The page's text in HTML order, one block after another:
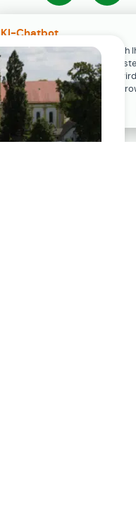
KI-Chatbot
Der KI-Chatbot steht erst nach
Einwilligung in den Cookie-
Verfügung. Der Chat-Verlauf
ausschließlich lokal in Ihrem
gespeichert.